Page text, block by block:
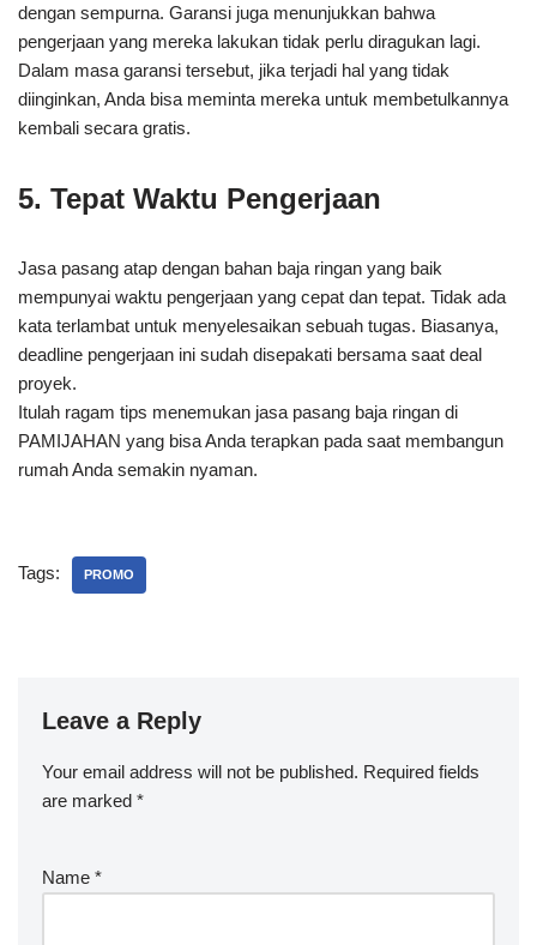
dengan sempurna. Garansi juga menunjukkan bahwa
pengerjaan yang mereka lakukan tidak perlu diragukan lagi.
Dalam masa garansi tersebut, jika terjadi hal yang tidak
diinginkan, Anda bisa meminta mereka untuk membetulkannya
kembali secara gratis.
5. Tepat Waktu Pengerjaan
Jasa pasang atap dengan bahan baja ringan yang baik
mempunyai waktu pengerjaan yang cepat dan tepat. Tidak ada
kata terlambat untuk menyelesaikan sebuah tugas. Biasanya,
deadline pengerjaan ini sudah disepakati bersama saat deal
proyek.
Itulah ragam tips menemukan jasa pasang baja ringan di
PAMIJAHAN yang bisa Anda terapkan pada saat membangun
rumah Anda semakin nyaman.
Tags: PROMO
Leave a Reply
Your email address will not be published. Required fields
are marked *
Name *